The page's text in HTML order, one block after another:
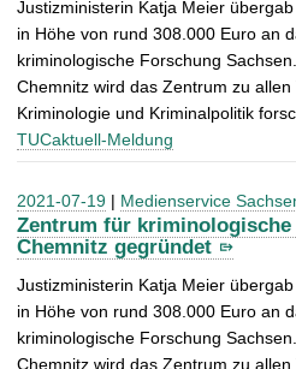
Justizministerin Katja Meier
in Höhe von rund 308.000 Euro an
kriminologische Forschung
Chemnitz wird das Zentrum zu
Kriminologie und Kriminalpolitik
TUCaktuell-Meldung
2021-07-19 | Medienservice
Zentrum für kriminologische
Chemnitz gegründet
Justizministerin Katja Meier
in Höhe von rund 308.000 Euro an
kriminologische Forschung
Chemnitz wird das Zentrum zu